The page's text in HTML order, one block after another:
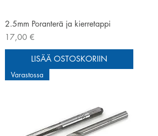
2.5mm Poranterä ja kierretappi
Hinta
17,00 €
LISÄÄ OSTOSKORIIN
Varastossa